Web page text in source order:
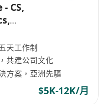
CS,
天工作制
共建公司文化
方案，亞洲先驅
$5K-12K/月